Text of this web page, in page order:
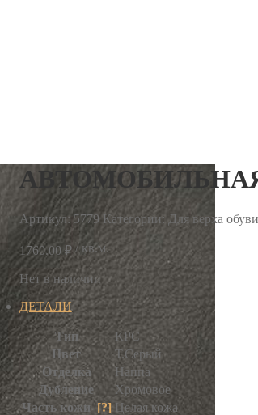
Артикул: 5779 Категории: Для верха
1760.00 ₽/ кв.м.
Нет в наличии
ДЕТАЛИ
Тип
КРС
Цвет
Т.Серый
Отделка
Наппа
Дубление
Хромовое
Часть кожи[?]
Целая кожа